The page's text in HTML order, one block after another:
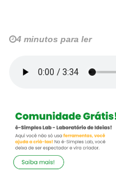
4 minutos para ler